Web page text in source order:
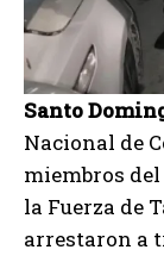
Santo
Nacional de
miembros del
la Fuerza de
arrestaron a